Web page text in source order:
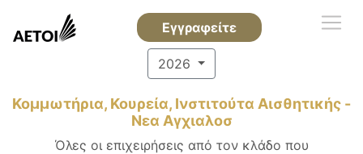
Εγγραφείτε
2026
Κομμωτήρια, Κουρεία, Ινστιτούτα Αισθητικής -
Νεα Αγχιαλοσ
Όλες οι επιχειρήσεις από τον κλάδο που